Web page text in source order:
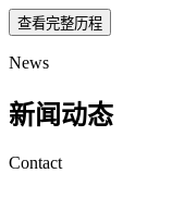
查看完整历程
News
新闻动态
Contact